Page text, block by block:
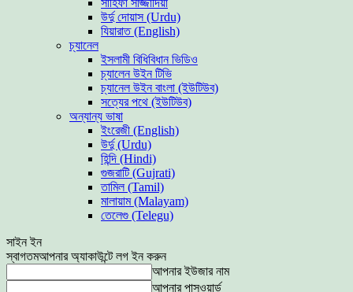
সাহিফা সাজ্জাদিয়া
উর্দু দোয়াস (Urdu)
যিয়ারাত (English)
চ্যানেল
ইসলামী বিধিবিধান ভিডিও
চ্যালেন উইন টিভি
চ্যানেল উইন বাংলা (ইউটিউব)
সত্যের পথে (ইউটিউব)
অন্যান্য ভাষা
ইংরেজী (English)
উর্দু (Urdu)
হিন্দি (Hindi)
গুজরাটি (Gujrati)
তামিল (Tamil)
মালায়াম (Malayam)
তেলেগু (Telegu)
সাইন ইন
স্বাগতমআপনার অ্যাকাউন্টে লগ ইন করুন
আপনার ইউজার নাম
আপনার পাসওয়ার্ড